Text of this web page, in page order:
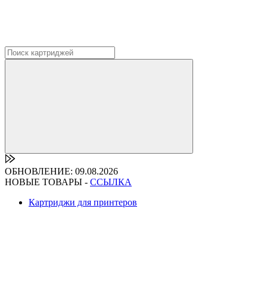
ОБНОВЛЕНИЕ: 09.08.2026
НОВЫЕ ТОВАРЫ - ССЫЛКА
Картриджи для принтеров